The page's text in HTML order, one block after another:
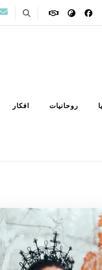
روحانيات افكار